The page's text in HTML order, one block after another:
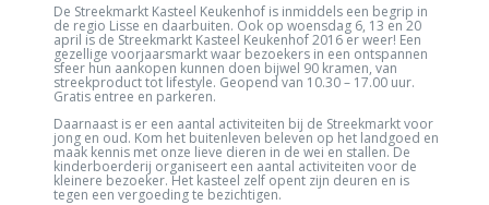
De Streekmarkt Kasteel Keukenhof is inmiddels een begrip in
de regio Lisse en daarbuiten. Ook op woensdag 6, 13 en 20
april is de Streekmarkt Kasteel Keukenhof 2016 er weer! Een
gezellige voorjaarsmarkt waar bezoekers in een ontspannen
sfeer hun aankopen kunnen doen bijwel 90 kramen, van
streekproduct tot lifestyle. Geopend van 10.30 – 17.00 uur.
Gratis entree en parkeren.
Daarnaast is er een aantal activiteiten bij de Streekmarkt voor
jong en oud. Kom het buitenleven beleven op het landgoed en
maak kennis met onze lieve dieren in de wei en stallen. De
kinderboerderij organiseert een aantal activiteiten voor de
kleinere bezoeker. Het kasteel zelf opent zijn deuren en is
tegen een vergoeding te bezichtigen.